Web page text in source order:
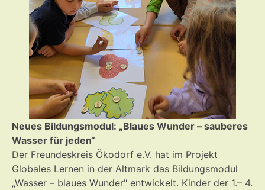
Neues Bildungsmodul: „Blaues Wunder – sauberes
Wasser für jeden“
Der Freundeskreis Ökodorf e.V. hat im Projekt
Globales Lernen in der Altmark das Bildungsmodul
„Wasser – blaues Wunder" entwickelt. Kinder der 1.– 4.